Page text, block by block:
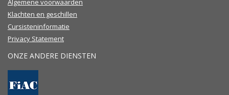
Algemene voorwaarden
Klachten en geschillen
Cursisteninformatie
Privacy Statement
ONZE ANDERE DIENSTEN